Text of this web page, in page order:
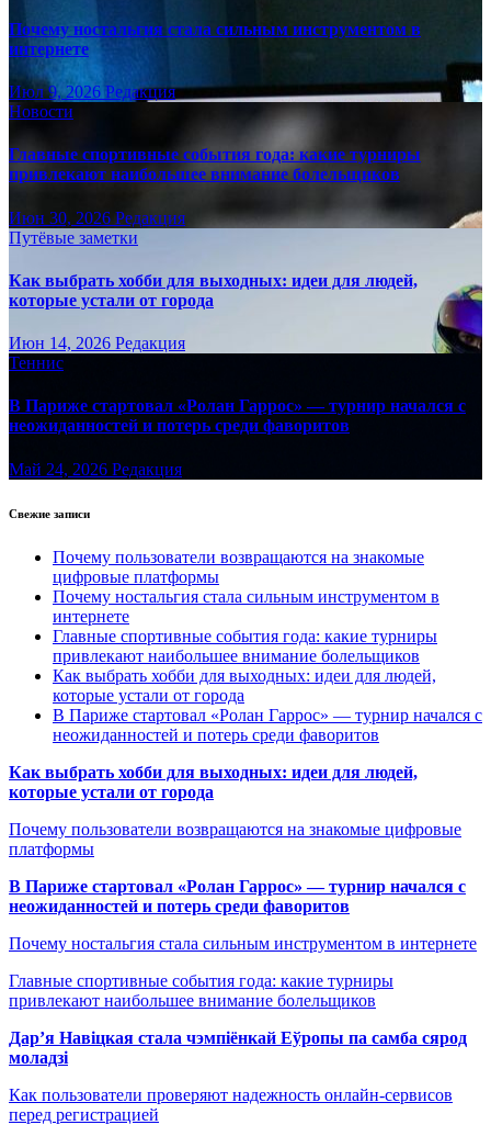
Почему ностальгия стала сильным инструментом в
интернете
Июл 9, 2026 Редакция
Новости
Главные спортивные события года: какие турниры
привлекают наибольшее внимание болельщиков
Июн 30, 2026 Редакция
Путёвые заметки
Как выбрать хобби для выходных: идеи для людей,
которые устали от города
Июн 14, 2026 Редакция
Теннис
В Париже стартовал «Ролан Гаррос» — турнир начался с
неожиданностей и потерь среди фаворитов
Май 24, 2026 Редакция
Свежие записи
Почему пользователи возвращаются на знакомые
цифровые платформы
Почему ностальгия стала сильным инструментом в
интернете
Главные спортивные события года: какие турниры
привлекают наибольшее внимание болельщиков
Как выбрать хобби для выходных: идеи для людей,
которые устали от города
В Париже стартовал «Ролан Гаррос» — турнир начался с
неожиданностей и потерь среди фаворитов
Как выбрать хобби для выходных: идеи для людей,
которые устали от города
Почему пользователи возвращаются на знакомые цифровые
платформы
В Париже стартовал «Ролан Гаррос» — турнир начался с
неожиданностей и потерь среди фаворитов
Почему ностальгия стала сильным инструментом в интернете
Главные спортивные события года: какие турниры
привлекают наибольшее внимание болельщиков
Дар’я Навіцкая стала чэмпіёнкай Еўропы па самба сярод
моладзі
Как пользователи проверяют надежность онлайн-сервисов
перед регистрацией